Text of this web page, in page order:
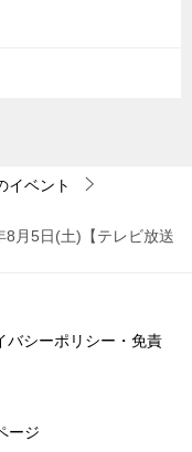
イベント
8月5日(土)【テレビ放送
バシーポリシー・免責
ージ